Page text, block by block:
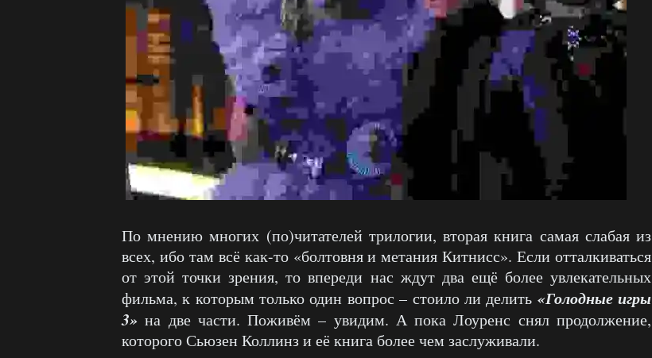
По мнению многих (по)читателей трилогии, вторая книга самая слабая из
всех, ибо там всё как-то «болтовня и метания Китнисс». Если отталкиваться
от этой точки зрения, то впереди нас ждут два ещё более увлекательных
фильма, к которым только один вопрос – стоило ли делить «Голодные игры
3» на две части. Поживём – увидим. А пока Лоуренс снял продолжение,
которого Сьюзен Коллинз и её книга более чем заслуживали.